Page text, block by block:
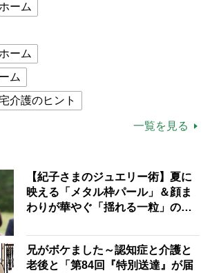
ーム
ーム
ム
介護のヒント
マネジャー
せん
サバイバル術
一覧を見る
【紀子さまのジュエリー術】夏に
映える「メタル枠パール」＆顔ま
わりが華やぐ「揺れる一粒」の使
兄がボケました～認知症と介護と
老後と「第84回『特別送達』が届